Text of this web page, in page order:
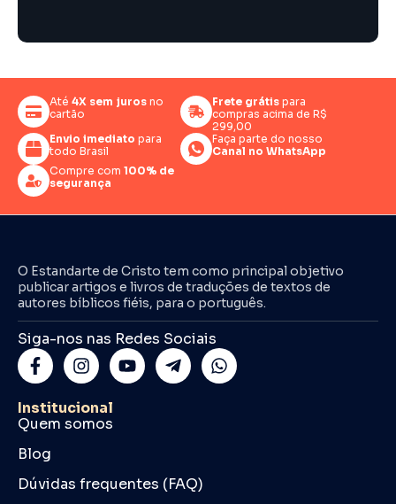
Até 4X sem juros no
cartão
Frete grátispara
compras acima de R$
299,00
Envio imediato para
todo Brasil
Faça parte do nosso
Canal no WhatsApp
Compre com 100% de
segurança
O Estandarte de Cristo tem como principal objetivo
publicar artigos e livros de traduções de textos de
autores bíblicos fiéis, para o português.
Siga-nos nas Redes Sociais
Institucional
Quem somos
Blog
Dúvidas frequentes (FAQ)